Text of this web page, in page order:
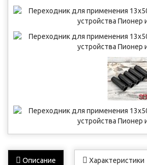
Описание Характеристики